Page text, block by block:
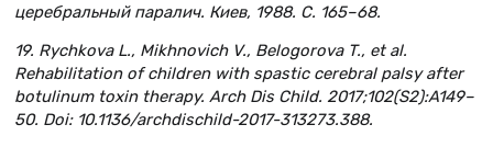
церебральный паралич. Киев, 1988. С. 165–68.
19. Rychkova L., Mikhnovich V., Belogorova T., et al.
Rehabilitation of children with spastic cerebral palsy after
botulinum toxin therapy. Arch Dis Child. 2017;102(S2):A149–
50. Doi: 10.1136/archdischild-2017-313273.388.